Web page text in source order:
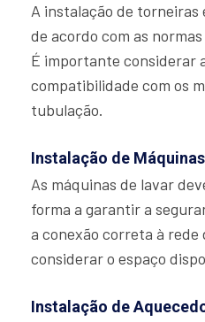
A instalação de
de acordo com as
É importante considerar
compatibilidade com os
tubulação.
Instalação de
As máquinas de lavar
forma a garantir a
a conexão correta à rede
considerar o espaço
Instalação de